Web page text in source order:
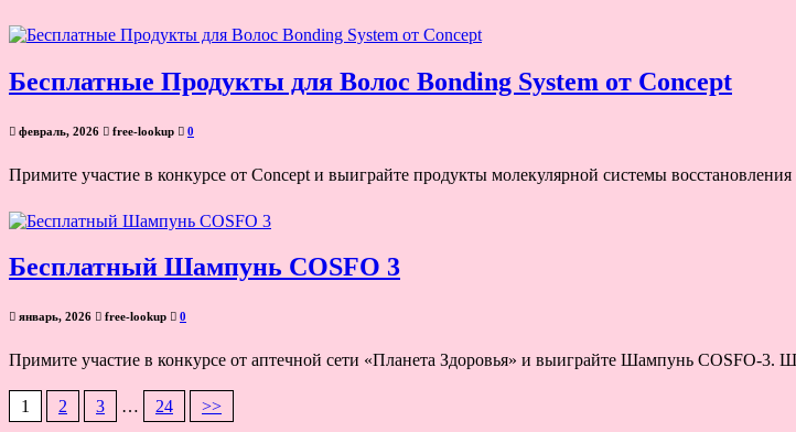
Бесплатные Продукты для Волос Bonding System от Concept
февраль, 2026 free-lookup 0
Примите участие в конкурсе от Concept и выиграйте продукты молекулярной системы
Бесплатный Шампунь COSFO 3
январь, 2026 free-lookup 0
Примите участие в конкурсе от аптечной сети «Планета Здоровья» и выиграйте Шампунь COSFO-
1 2 3 … 24 >>